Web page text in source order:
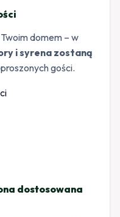
domem – w
i syrena zostaną
gości.
dostosowana